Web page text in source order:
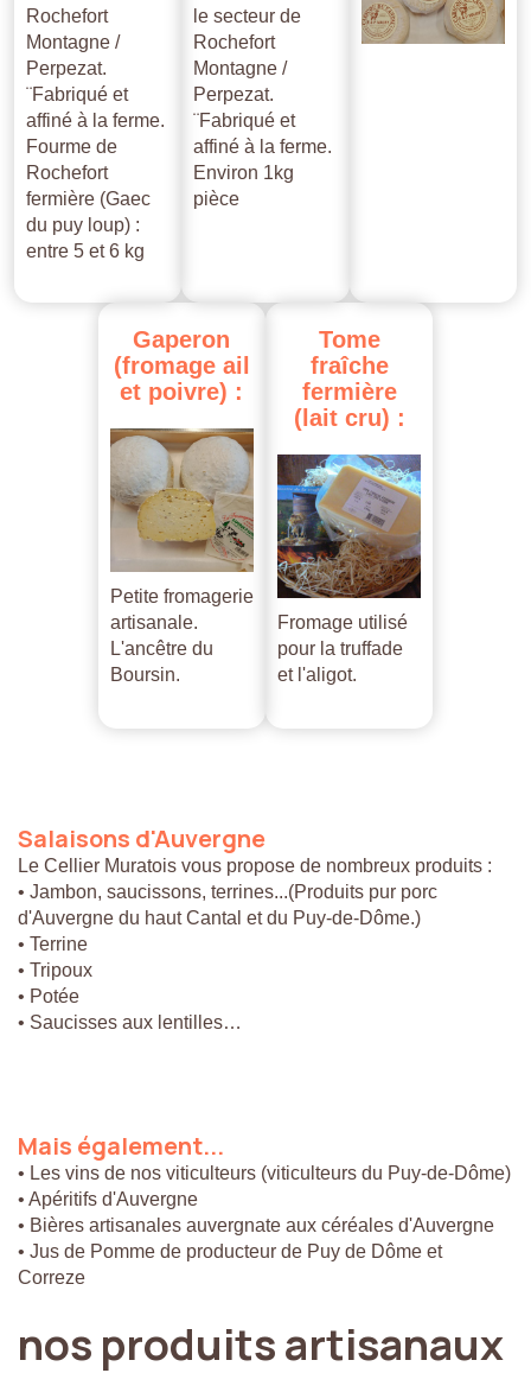
Rochefort
Montagne /
Perpezat.
¨Fabriqué et
affiné à la ferme.
Fourme de
Rochefort
fermière (Gaec
du puy loup) :
entre 5 et 6 kg
le secteur de
Rochefort
Montagne /
Perpezat.
¨Fabriqué et
affiné à la ferme.
Environ 1kg
pièce
Gaperon
(fromage ail
et poivre) :
Petite fromagerie
artisanale.
L'ancêtre du
Boursin.
Tome
fraîche
fermière
(lait cru) :
Fromage utilisé
pour la truffade
et l'aligot.
Salaisons d'Auvergne
Le Cellier Muratois vous propose de nombreux produits :
• Jambon, saucissons, terrines...(Produits pur porc
d'Auvergne du haut Cantal et du Puy-de-Dôme.)
• Terrine
• Tripoux
• Potée
• Saucisses aux lentilles…
Mais également...
• Les vins de nos viticulteurs (viticulteurs du Puy-de-Dôme)
• Apéritifs d'Auvergne
• Bières artisanales auvergnate aux céréales d'Auvergne
• Jus de Pomme de producteur de Puy de Dôme et
Correze
nos produitsartisanaux